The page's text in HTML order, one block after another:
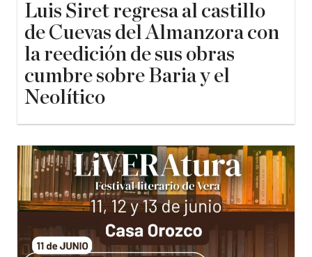
Luis Siret regresa al castillo
de Cuevas del Almanzora con
la reedición de sus obras
cumbre sobre Baria y el
Neolítico